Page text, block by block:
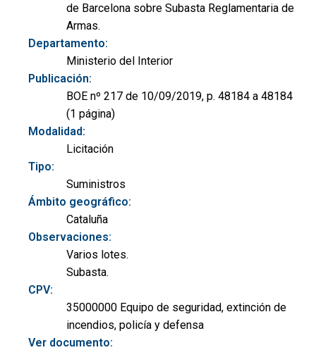
de Barcelona sobre Subasta Reglamentaria de
Armas.
Departamento:
Ministerio del Interior
Publicación:
BOE nº 217 de 10/09/2019, p. 48184 a 48184
(1 página)
Modalidad:
Licitación
Tipo:
Suministros
Ámbito geográfico:
Cataluña
Observaciones:
Varios lotes.
Subasta.
CPV:
35000000 Equipo de seguridad, extinción de
incendios, policía y defensa
Ver documento: